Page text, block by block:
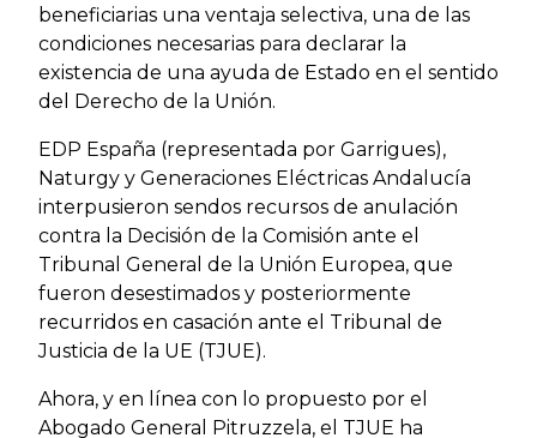
beneficiarias una ventaja selectiva, una de las
condiciones necesarias para declarar la
existencia de una ayuda de Estado en el sentido
del Derecho de la Unión.
EDP España (representada por Garrigues),
Naturgy y Generaciones Eléctricas Andalucía
interpusieron sendos recursos de anulación
contra la Decisión de la Comisión ante el
Tribunal General de la Unión Europea, que
fueron desestimados y posteriormente
recurridos en casación ante el Tribunal de
Justicia de la UE (TJUE).
Ahora, y en línea con lo propuesto por el
Abogado General Pitruzzela, el TJUE ha